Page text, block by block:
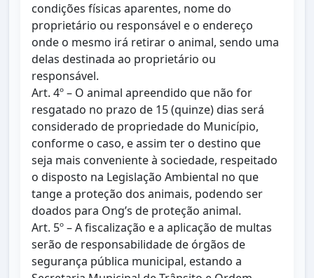
condições físicas aparentes, nome do
proprietário ou responsável e o endereço
onde o mesmo irá retirar o animal, sendo uma
delas destinada ao proprietário ou
responsável.
Art. 4º – O animal apreendido que não for
resgatado no prazo de 15 (quinze) dias será
considerado de propriedade do Município,
conforme o caso, e assim ter o destino que
seja mais conveniente à sociedade, respeitado
o disposto na Legislação Ambiental no que
tange a proteção dos animais, podendo ser
doados para Ong’s de proteção animal.
Art. 5º – A fiscalização e a aplicação de multas
serão de responsabilidade de órgãos de
segurança pública municipal, estando a